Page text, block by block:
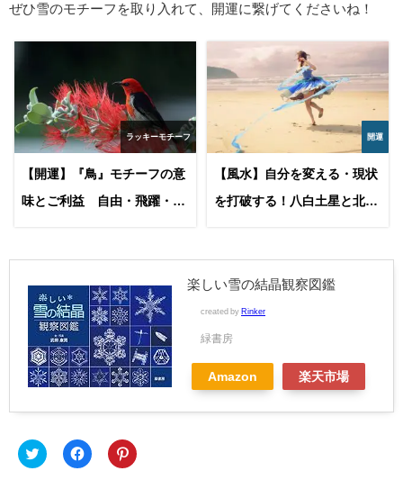
ぜひ雪のモチーフを取り入れて、開運に繋げてくださいね！
ラッキーモチーフ
【開運】『鳥』モチーフの意
味とご利益 自由・飛躍・種
開運
【風水】自分を変える・現状
を打破する！八白土星と北東
楽しい雪の結晶観察図鑑
created by Rinker
緑書房
Amazon 楽天市場
ク
リ
Facebook
で
ク
リ